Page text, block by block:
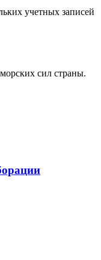
учетных записей
сил страны.